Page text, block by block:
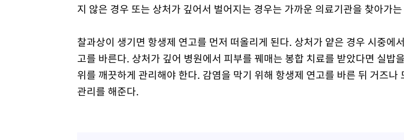
지 않은 경우 또는 상처가 깊어서 벌어지는 경우는 가까운 의료기관을 찾아가
찰과상이 생기면 항생제 연고를 먼저 떠올리게 된다. 상처가 얕은 경우 시중에
고를 바른다. 상처가 깊어 병원에서 피부를 꿰매는 봉합 치료를 받았다면 실밥
위를 깨끗하게 관리해야 한다. 감염을 막기 위해 항생제 연고를 바른 뒤 거즈나
관리를 해준다.